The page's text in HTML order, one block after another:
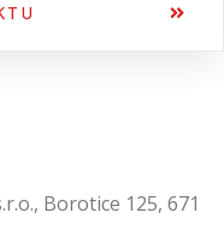
Borotice 125, 671